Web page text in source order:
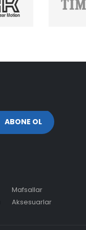
Mafsallar
Aksesuarlar